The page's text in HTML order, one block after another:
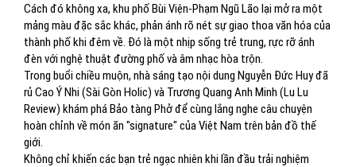
Cách đó không xa, khu phố Bùi Viện-Phạm Ngũ Lão lại mở ra một
mảng màu đặc sắc khác, phản ánh rõ nét sự giao thoa văn hóa của
thành phố khi đêm về. Đó là một nhịp sống trẻ trung, rực rỡ ánh
đèn với nghệ thuật đường phố và âm nhạc hòa trộn.
Trong buổi chiều muộn, nhà sáng tạo nội dung Nguyễn Đức Huy đã
rủ Cao Ý Nhi (Sài Gòn Holic) và Trương Quang Anh Minh (Lu Lu
Review) khám phá Bảo tàng Phở để cùng lắng nghe câu chuyện
hoàn chỉnh về món ăn "signature" của Việt Nam trên bản đồ thế
giới.
Không chỉ khiến các bạn trẻ ngạc nhiên khi lần đầu trải nghiệm